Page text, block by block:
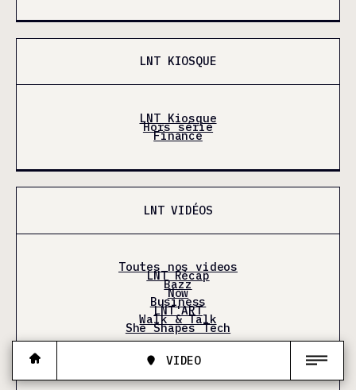
VIDEO
LNT KIOSQUE
LNT Kiosque
Hors série
Finance
LNT VIDÉOS
Toutes nos videos
LNT Récap
Bazz
Now
Business
LNT'ART
Walk & Talk
She Shapes Tech